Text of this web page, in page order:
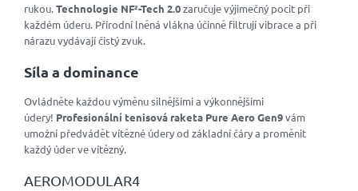
rukou.Technologie NF²-Tech 2.0zaručuje výjimečný pocit při
každém úderu. Přírodní lněná vlákna účinně filtrují vibrace a při
nárazu vydávají čistý zvuk.
Síla a dominance
Ovládněte každou výměnu silnějšími a výkonnějšími
údery! Profesionální tenisová raketa Pure Aero Gen9vám
umožní předvádět vítězné údery od základní čáry a proměnit
každý úder ve vítězný.
AEROMODULAR4